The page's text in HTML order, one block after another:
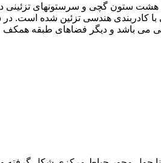
هشت ستون گچی و سرستونهای
کادربندی هندسی تزئین شده است.
می باشد و دیگر فضاهای طبقه